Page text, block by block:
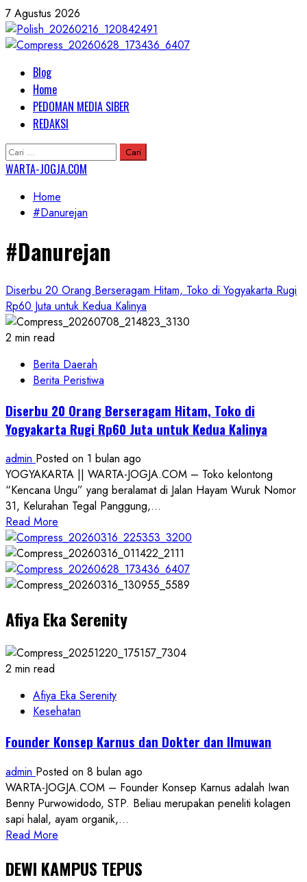
Skip
to
content
7 Agustus 2026
Primary
Menu
Blog
Home
PEDOMAN MEDIA SIBER
REDAKSI
Cari
untuk:
WARTA-JOGJA.COM
Home
#Danurejan
#Danurejan
Diserbu 20 Orang Berseragam Hitam, Toko di Yogyakarta Rugi
Rp60 Juta untuk Kedua Kalinya
2 min read
Berita Daerah
Berita Peristiwa
Diserbu 20 Orang Berseragam Hitam, Toko di
Yogyakarta Rugi Rp60 Juta untuk Kedua Kalinya
admin Posted on 1 bulan ago
YOGYAKARTA || WARTA-JOGJA.COM – Toko kelontong
“Kencana Ungu” yang beralamat di Jalan Hayam Wuruk Nomor
31, Kelurahan Tegal Panggung,...
Read More
more
about
Diserbu
20
Berseragam
Hitam,
Toko
di
Rugi
Rp60
untuk
Kalinya
Afiya Eka Serenity
2 min read
Afiya Eka Serenity
Kesehatan
Founder Konsep Karnus dan Dokter dan Ilmuwan
admin Posted on 8 bulan ago
WARTA-JOGJA.COM – Founder Konsep Karnus adalah Iwan
Benny Purwowidodo, STP. Beliau merupakan peneliti kolagen
sapi halal, ayam organik,...
Read More
about
DEWI KAMPUS TEPUS